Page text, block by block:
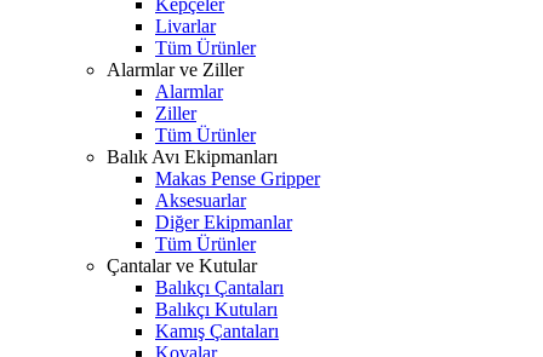
Kepçeler
Livarlar
Tüm Ürünler
Alarmlar ve Ziller
Alarmlar
Ziller
Tüm Ürünler
Balık Avı Ekipmanları
Makas Pense Gripper
Aksesuarlar
Diğer Ekipmanlar
Tüm Ürünler
Çantalar ve Kutular
Balıkçı Çantaları
Balıkçı Kutuları
Kamış Çantaları
Kovalar